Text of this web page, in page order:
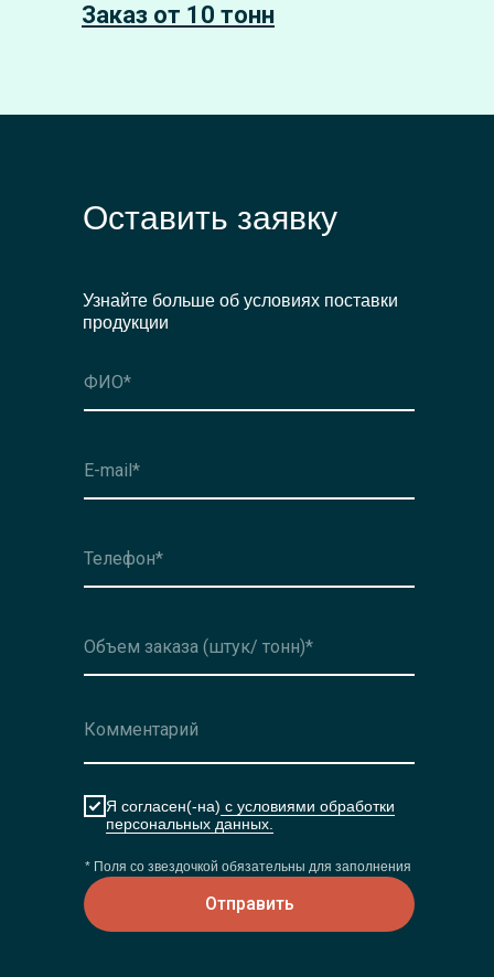
Заказ от 10 тонн
* Поля со звездочкой обязательны для заполнения
Узнайте больше об условиях поставки
продукции
Оставить заявку
Я согласен(-на) с условиями обработки
персональных данных.
Отправить
Оформить заявку